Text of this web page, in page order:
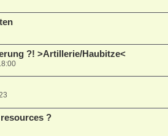
?! >Artillerie/Haubitze<
?